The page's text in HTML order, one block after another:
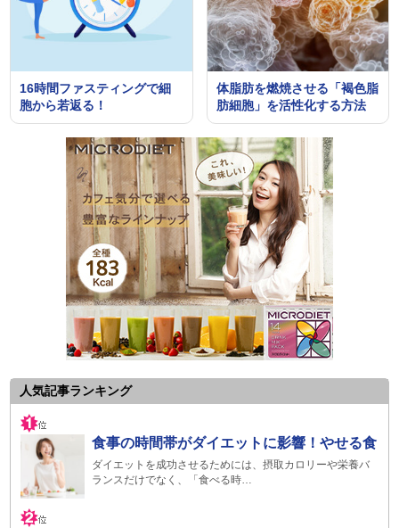
16時間ファスティングで細
胞から若返る！
体脂肪を燃焼させる「褐色脂
肪細胞」を活性化する方法
人気記事ランキング
食事の時間帯がダイエットに影響！やせる食
ダイエットを成功させるためには、摂取カロリーや栄養バ
ランスだけでなく、「食べる時…